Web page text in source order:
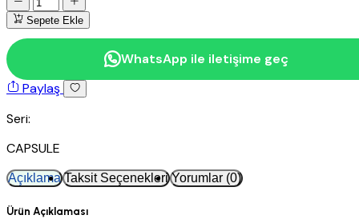
Sepete Ekle
WhatsApp ile iletişime geç
Paylaş
Seri:
CAPSULE
Açıklama Taksit Seçenekleri Yorumlar (0)
Ürün Açıklaması